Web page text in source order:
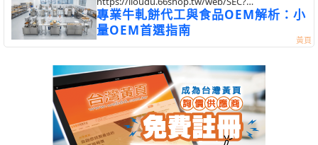
postId=1357284
專業牛軋餅代工與食品OEM解析：小
量OEM首選指南